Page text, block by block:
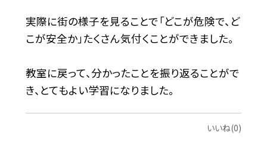
実際に街の様子を見ることで「どこが危険で、ど
こが安全か」たくさん気付くことができました。
教室に戻って、分かったことを振り返ることがで
き、とてもよい学習になりました。
いいね(0)